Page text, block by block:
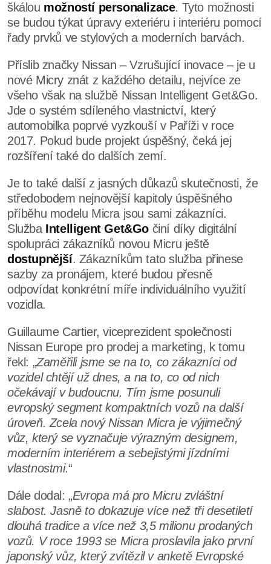
škálou možností personalizace. Tyto možnosti
se budou týkat úpravy exteriéru i interiéru pomocí
řady prvků ve stylových a moderních barvách.
Příslib značky Nissan – Vzrušující inovace – je u
nové Micry znát z každého detailu, nejvíce ze
všeho však na službě Nissan Intelligent Get&Go.
Jde o systém sdíleného vlastnictví, který
automobilka poprvé vyzkouší v Paříži v roce
2017. Pokud bude projekt úspěšný, čeká jej
rozšíření také do dalších zemí.
Je to také další z jasných důkazů skutečnosti, že
středobodem nejnovější kapitoly úspěšného
příběhu modelu Micra jsou sami zákazníci.
Služba Intelligent Get&Go činí díky digitální
spolupráci zákazníků novou Micru ještě
dostupnější. Zákazníkům tato služba přinese
sazby za pronájem, které budou přesně
odpovídat konkrétní míře individuálního využití
vozidla.
Guillaume Cartier, viceprezident společnosti
Nissan Europe pro prodej a marketing, k tomu
řekl: „Zaměřili jsme se na to, co zákazníci od
vozidel chtějí už dnes, a na to, co od nich
očekávají v budoucnu. Tím jsme posunuli
evropský segment kompaktních vozů na další
úroveň. Zcela nový Nissan Micra je výjimečný
vůz, který se vyznačuje výrazným designem,
moderním interiérem a sebejistými jízdními
vlastnostmi.“
Dále dodal: „Evropa má pro Micru zvláštní
slabost. Jasně to dokazuje více než tři desetiletí
dlouhá tradice a více než 3,5 milionu prodaných
vozů. V roce 1993 se Micra proslavila jako první
japonský vůz, který zvítězil v anketě Evropské